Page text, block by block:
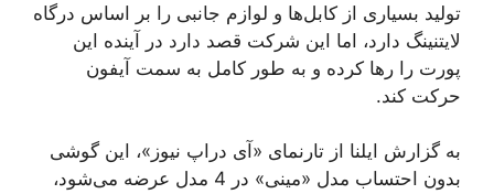
تولید بسیاری از کابل‌ها و لوازم جانبی را بر اساس درگاه
لایتنینگ دارد، اما این شرکت قصد دارد در آینده این
پورت را رها کرده و به طور کامل به سمت آیفون
حرکت کند.
به گزارش ایلنا از تارنمای «آی دراپ نیوز»، این گوشی
بدون احتساب مدل «مینی» در 4 مدل عرضه می‌شود،